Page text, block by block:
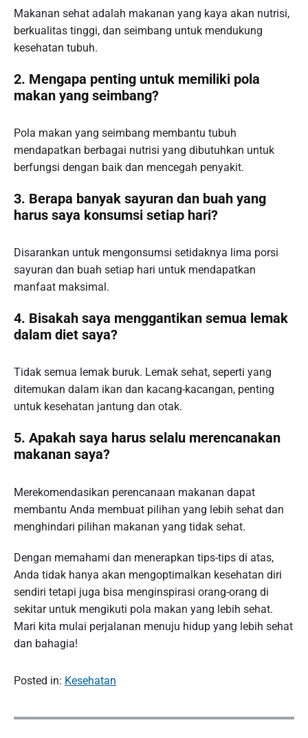
Makanan sehat adalah makanan yang kaya akan nutrisi,
berkualitas tinggi, dan seimbang untuk mendukung
kesehatan tubuh.
2. Mengapa penting untuk memiliki pola
makan yang seimbang?
Pola makan yang seimbang membantu tubuh
mendapatkan berbagai nutrisi yang dibutuhkan untuk
berfungsi dengan baik dan mencegah penyakit.
3. Berapa banyak sayuran dan buah yang
harus saya konsumsi setiap hari?
Disarankan untuk mengonsumsi setidaknya lima porsi
sayuran dan buah setiap hari untuk mendapatkan
manfaat maksimal.
4. Bisakah saya menggantikan semua lemak
dalam diet saya?
Tidak semua lemak buruk. Lemak sehat, seperti yang
ditemukan dalam ikan dan kacang-kacangan, penting
untuk kesehatan jantung dan otak.
5. Apakah saya harus selalu merencanakan
makanan saya?
Merekomendasikan perencanaan makanan dapat
membantu Anda membuat pilihan yang lebih sehat dan
menghindari pilihan makanan yang tidak sehat.
Dengan memahami dan menerapkan tips-tips di atas,
Anda tidak hanya akan mengoptimalkan kesehatan diri
sendiri tetapi juga bisa menginspirasi orang-orang di
sekitar untuk mengikuti pola makan yang lebih sehat.
Mari kita mulai perjalanan menuju hidup yang lebih sehat
dan bahagia!
Posted in: Kesehatan
P